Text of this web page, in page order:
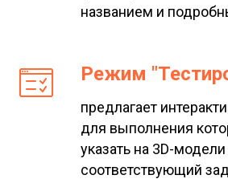
названием и
Режим
предлагает
для выполнения
указать на 3D-
соответствующий